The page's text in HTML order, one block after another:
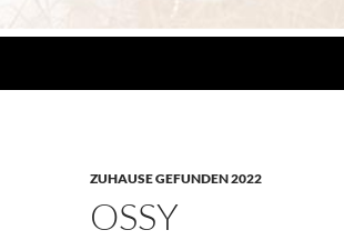
ZUHAUSE GEFUNDEN 2022
OSSY